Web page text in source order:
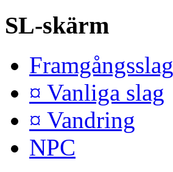
SL-skärm
Framgångsslag
¤ Vanliga slag
¤ Vandring
NPC